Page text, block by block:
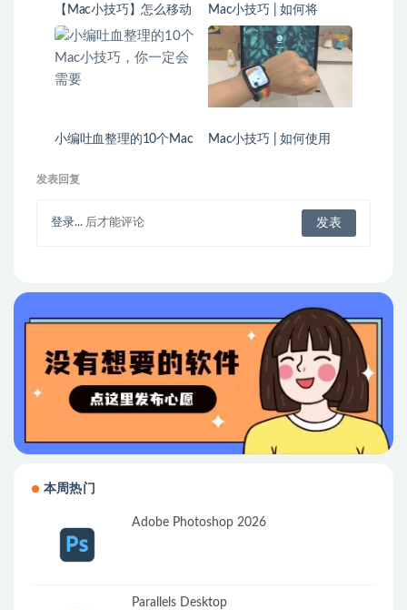
【Mac小技巧】怎么移动
Mac状态栏的图标
Mac小技巧 | 如何将
iPhone 投屏到 Mac 上
小编吐血整理的10个Mac
Mac小技巧 | 如何使用
发表回复
登录... 后才能评论
本周热门
Adobe Photoshop 2026
Parallels Desktop